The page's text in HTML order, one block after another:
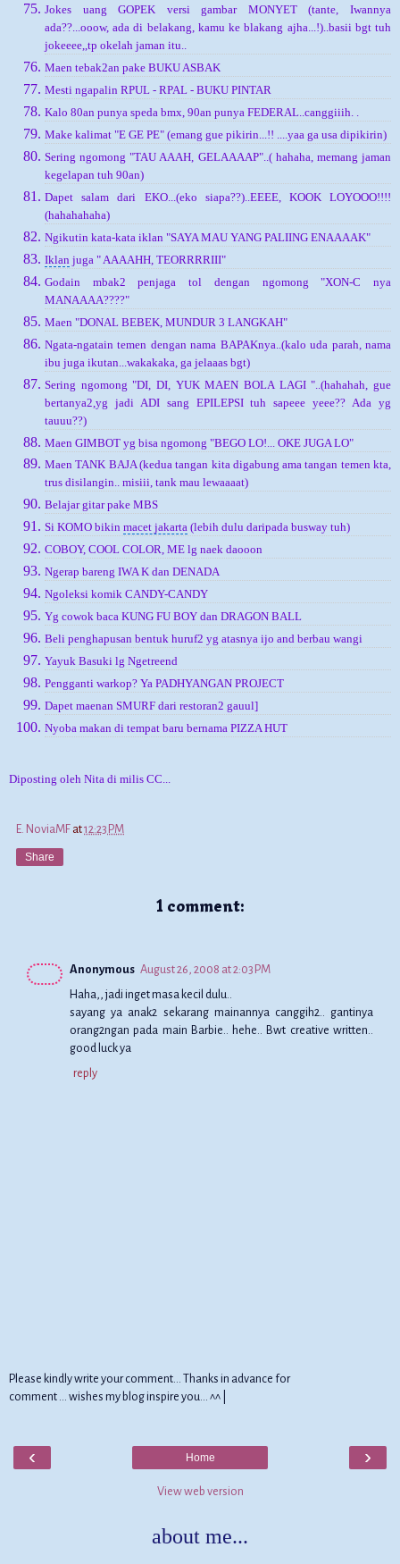
Jokes uang GOPEK versi gambar MONYET (tante, Iwannya
ada??...ooow, ada di belakang, kamu ke blakang ajha...!)..basii bgt tuh
jokeeee,,tp okelah jaman itu..
Maen tebak2an pake BUKU ASBAK
Mesti ngapalin RPUL - RPAL - BUKU PINTAR
Kalo 80an punya speda bmx, 90an punya FEDERAL..canggiiih. .
Make kalimat "E GE PE" (emang gue pikirin...!! ....yaa ga usa dipikirin)
Sering ngomong "TAU AAAH, GELAAAAP"..( hahaha, memang jaman
kegelapan tuh 90an)
Dapet salam dari EKO...(eko siapa??)..EEEE, KOOK LOYOOO!!!!
(hahahahaha)
Ngikutin kata-kata iklan "SAYA MAU YANG PALIING ENAAAAK"
Iklan juga " AAAAHH, TEORRRRIII"
Godain mbak2 penjaga tol dengan ngomong "XON-C nya
MANAAAA????"
Maen "DONAL BEBEK, MUNDUR 3 LANGKAH"
Ngata-ngatain temen dengan nama BAPAKnya..(kalo uda parah, nama
ibu juga ikutan...wakakaka, ga jelaaas bgt)
Sering ngomong "DI, DI, YUK MAEN BOLA LAGI "..(hahahah, gue
bertanya2,yg jadi ADI sang EPILEPSI tuh sapeee yeee?? Ada yg
tauuu??)
Maen GIMBOT yg bisa ngomong "BEGO LO!... OKE JUGA LO"
Maen TANK BAJA (kedua tangan kita digabung ama tangan temen kta,
trus disilangin.. misiii, tank mau lewaaaat)
Belajar gitar pake MBS
Si KOMO bikin macet jakarta (lebih dulu daripada busway tuh)
COBOY, COOL COLOR, ME lg naek daooon
Ngerap bareng IWA K dan DENADA
Ngoleksi komik CANDY-CANDY
Yg cowok baca KUNG FU BOY dan DRAGON BALL
Beli penghapusan bentuk huruf2 yg atasnya ijo and berbau wangi
Yayuk Basuki lg Ngetreend
Pengganti warkop? Ya PADHYANGAN PROJECT
Dapet maenan SMURF dari restoran2 gauul]
Nyoba makan di tempat baru bernama PIZZA HUT
Diposting oleh Nita di milis CC...
E. NoviaMF at12:23 PM
Share
1 comment:
Anonymous August 26, 2008 at 2:03 PM
Haha,, jadi inget masa kecil dulu..
sayang ya anak2 sekarang mainannya canggih2.. gantinya
orang2ngan pada main Barbie.. hehe.. Bwt creative written..
good luck ya
reply
Please kindly write your comment... Thanks in advance for
comment ... wishes my blog inspire you... ^^ |
‹ ›
Home
View web version
about me...